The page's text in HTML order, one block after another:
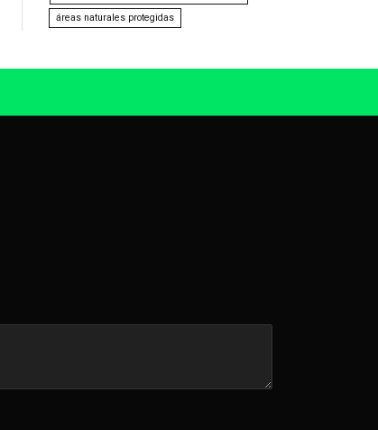
áreas naturales protegidas